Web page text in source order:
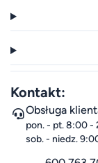
Kontakt:
Obsługa
pon. - pt. 8:00 -
sob. - niedz.